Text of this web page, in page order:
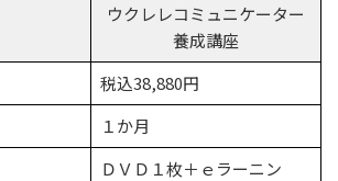
ウクレレコミュニケーター
養成講座
税込38,880円
１か月
ＤＶＤ１枚＋ｅラーニン